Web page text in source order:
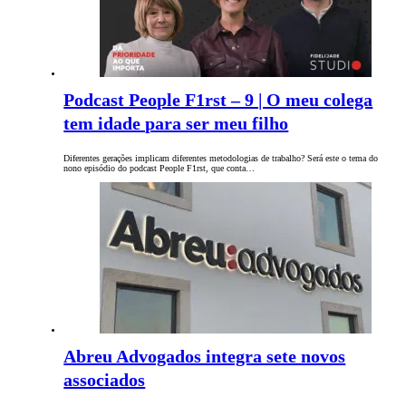
Podcast People F1rst – 9 | O meu colega
tem idade para ser meu filho
Diferentes gerações implicam diferentes metodologias de trabalho? Será este o tema do
nono episódio do podcast People F1rst, que conta…
Abreu Advogados integra sete novos
associados